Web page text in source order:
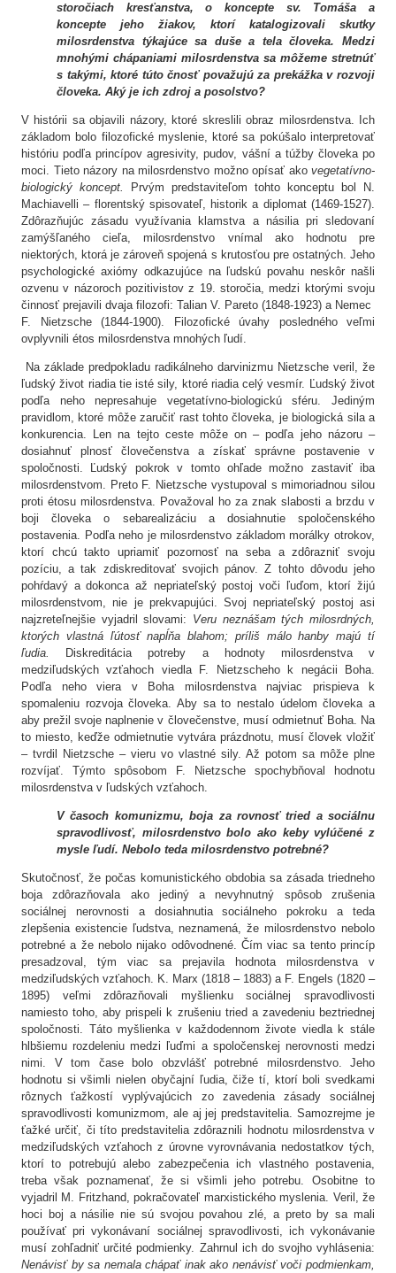
storočiach kresťanstva, o koncepte sv. Tomáša a
koncepte jeho žiakov, ktorí katalogizovali skutky
milosrdenstva týkajúce sa duše a tela človeka. Medzi
mnohými chápaniami milosrdenstva sa môžeme stretnúť
s takými, ktoré túto čnosť považujú za prekážka v rozvoji
človeka. Aký je ich zdroj a posolstvo?
V histórii sa objavili názory, ktoré skreslili obraz milosrdenstva. Ich
základom bolo filozofické myslenie, ktoré sa pokúšalo interpretovať
históriu podľa princípov agresivity, pudov, vášní a túžby človeka po
moci. Tieto názory na milosrdenstvo možno opísať ako vegetatívno-
biologický koncept.
Prvým predstaviteľom tohto konceptu bol N.
Machiavelli – florentský spisovateľ, historik a diplomat (1469-1527).
Zdôrazňujúc zásadu využívania klamstva a násilia pri sledovaní
zamýšľaného cieľa, milosrdenstvo vnímal ako hodnotu pre
niektorých, ktorá je zároveň spojená s krutosťou pre ostatných. Jeho
psychologické axiómy odkazujúce na ľudskú povahu neskôr našli
ozvenu v názoroch pozitivistov z 19. storočia, medzi ktorými svoju
činnosť prejavili dvaja filozofi: Talian V. Pareto (1848-1923) a Nemec
F. Nietzsche (1844-1900). Filozofické úvahy posledného veľmi
ovplyvnili étos milosrdenstva mnohých ľudí.
Na základe predpokladu radikálneho darvinizmu Nietzsche veril, že
ľudský život riadia tie isté sily, ktoré riadia celý vesmír. Ľudský život
podľa neho nepresahuje vegetatívno-biologickú sféru. Jediným
pravidlom, ktoré môže zaručiť rast tohto človeka, je biologická sila a
konkurencia. Len na tejto ceste môže on – podľa jeho názoru –
dosiahnuť plnosť človečenstva a získať správne postavenie v
spoločnosti. Ľudský pokrok v tomto ohľade možno zastaviť iba
milosrdenstvom. Preto F. Nietzsche vystupoval s mimoriadnou silou
proti étosu milosrdenstva. Považoval ho za znak slabosti a brzdu v
boji človeka o sebarealizáciu a dosiahnutie spoločenského
postavenia. Podľa neho je milosrdenstvo základom morálky otrokov,
ktorí chcú takto upriamiť pozornosť na seba a zdôrazniť svoju
pozíciu, a tak zdiskreditovať svojich pánov. Z tohto dôvodu jeho
pohŕdavý a dokonca až nepriateľský postoj voči ľuďom, ktorí žijú
milosrdenstvom, nie je prekvapujúci. Svoj nepriateľský postoj asi
najzreteľnejšie vyjadril slovami: Veru neznášam tých milosrdných,
ktorých vlastná ľútosť napĺňa blahom; príliš málo hanby majú tí
ľudia.
Diskreditácia potreby a hodnoty milosrdenstva v
medziľudských vzťahoch viedla F. Nietzscheho k negácii Boha.
Podľa neho viera v Boha milosrdenstva najviac prispieva k
spomaleniu rozvoja človeka. Aby sa to nestalo údelom človeka a
aby prežil svoje naplnenie v človečenstve, musí odmietnuť Boha. Na
to miesto, keďže odmietnutie vytvára prázdnotu, musí človek vložiť
– tvrdil Nietzsche – vieru vo vlastné sily. Až potom sa môže plne
rozvíjať. Týmto spôsobom F. Nietzsche spochybňoval hodnotu
milosrdenstva v ľudských vzťahoch.
V časoch komunizmu, boja za rovnosť tried a sociálnu
spravodlivosť, milosrdenstvo bolo ako keby vylúčené z
mysle ľudí. Nebolo teda milosrdenstvo potrebné?
Skutočnosť, že počas komunistického obdobia sa zásada triedneho
boja zdôrazňovala ako jediný a nevyhnutný spôsob zrušenia
sociálnej nerovnosti a dosiahnutia sociálneho pokroku a teda
zlepšenia existencie ľudstva, neznamená, že milosrdenstvo nebolo
potrebné a že nebolo nijako odôvodnené. Čím viac sa tento princíp
presadzoval, tým viac sa prejavila hodnota milosrdenstva v
medziľudských vzťahoch. K. Marx (1818 – 1883) a F. Engels (1820 –
1895) veľmi zdôrazňovali myšlienku sociálnej spravodlivosti
namiesto toho, aby prispeli k zrušeniu tried a zavedeniu beztriednej
spoločnosti. Táto myšlienka v každodennom živote viedla k stále
hlbšiemu rozdeleniu medzi ľuďmi a spoločenskej nerovnosti medzi
nimi. V tom čase bolo obzvlášť potrebné milosrdenstvo. Jeho
hodnotu si všimli nielen obyčajní ľudia, čiže tí, ktorí boli svedkami
rôznych ťažkostí vyplývajúcich zo zavedenia zásady sociálnej
spravodlivosti komunizmom, ale aj jej predstavitelia. Samozrejme je
ťažké určiť, či títo predstavitelia zdôraznili hodnotu milosrdenstva v
medziľudských vzťahoch z úrovne vyrovnávania nedostatkov tých,
ktorí to potrebujú alebo zabezpečenia ich vlastného postavenia,
treba však poznamenať, že si všimli jeho potrebu. Osobitne to
vyjadril M. Fritzhand, pokračovateľ marxistického myslenia. Veril, že
hoci boj a násilie nie sú svojou povahou zlé, a preto by sa mali
používať pri vykonávaní sociálnej spravodlivosti, ich vykonávanie
musí zohľadniť určité podmienky. Zahrnul ich do svojho vyhlásenia:
Nenávisť by sa nemala chápať inak ako nenávisť voči podmienkam,